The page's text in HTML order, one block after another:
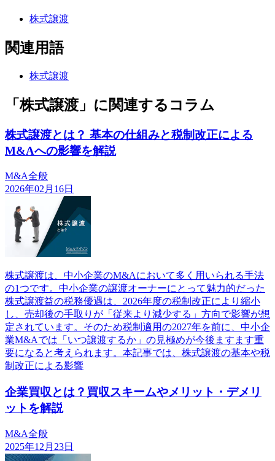
株式譲渡
関連用語
株式譲渡
「株式譲渡」に関連するコラム
株式譲渡とは？ 基本の仕組みと税制改正による
M&Aへの影響を解説
M&A全般
2026年02月16日
株式譲渡は、中小企業のM&Aにおいて多く用いられる手法
の1つです。中小企業の譲渡オーナーにとって魅力的だった
株式譲渡益の税務優遇は、2026年度の税制改正により縮小
し、売却後の手取りが「従来より減少する」方向で影響が想
定されています。そのため税制適用の2027年を前に、中小企
業M&Aでは「いつ譲渡するか」の見極めが今後ますます重
要になると考えられます。本記事では、株式譲渡の基本や税
制改正による影響
企業買収とは？買収スキームやメリット・デメリ
ットを解説
M&A全般
2025年12月23日